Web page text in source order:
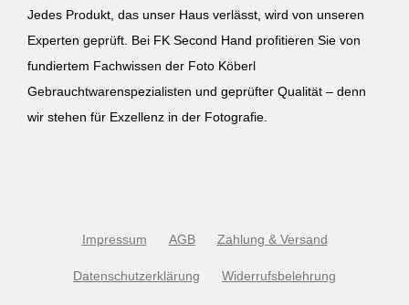
Jedes Produkt, das unser Haus verlässt, wird von unseren
Experten geprüft. Bei FK Second Hand profitieren Sie von
fundiertem Fachwissen der Foto Köberl
Gebrauchtwarenspezialisten und geprüfter Qualität – denn
wir stehen für Exzellenz in der Fotografie.
Impressum AGB Zahlung & Versand
Datenschutzerklärung Widerrufsbelehrung